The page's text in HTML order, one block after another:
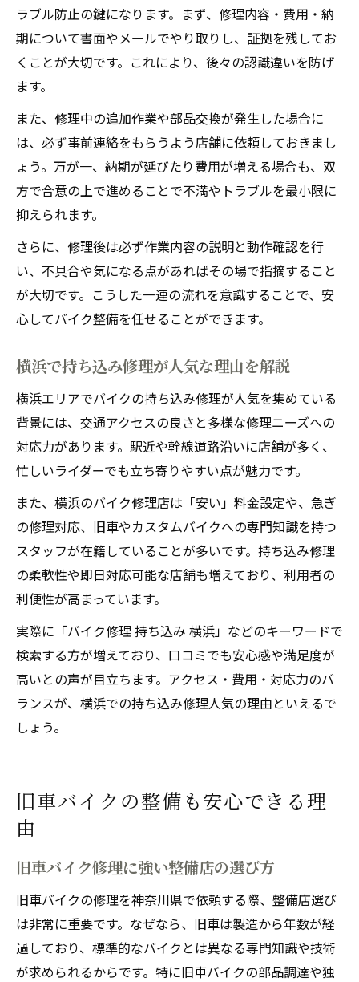
ラブル防止の鍵になります。まず、修理内容・費用・納
期について書面やメールでやり取りし、証拠を残してお
くことが大切です。これにより、後々の認識違いを防げ
ます。
また、修理中の追加作業や部品交換が発生した場合に
は、必ず事前連絡をもらうよう店舗に依頼しておきまし
ょう。万が一、納期が延びたり費用が増える場合も、双
方で合意の上で進めることで不満やトラブルを最小限に
抑えられます。
さらに、修理後は必ず作業内容の説明と動作確認を行
い、不具合や気になる点があればその場で指摘すること
が大切です。こうした一連の流れを意識することで、安
心してバイク整備を任せることができます。
横浜で持ち込み修理が人気な理由を解説
横浜エリアでバイクの持ち込み修理が人気を集めている
背景には、交通アクセスの良さと多様な修理ニーズへの
対応力があります。駅近や幹線道路沿いに店舗が多く、
忙しいライダーでも立ち寄りやすい点が魅力です。
また、横浜のバイク修理店は「安い」料金設定や、急ぎ
の修理対応、旧車やカスタムバイクへの専門知識を持つ
スタッフが在籍していることが多いです。持ち込み修理
の柔軟性や即日対応可能な店舗も増えており、利用者の
利便性が高まっています。
実際に「バイク修理 持ち込み 横浜」などのキーワードで
検索する方が増えており、口コミでも安心感や満足度が
高いとの声が目立ちます。アクセス・費用・対応力のバ
ランスが、横浜での持ち込み修理人気の理由といえるで
しょう。
旧車バイクの整備も安心できる理
由
旧車バイク修理に強い整備店の選び方
旧車バイクの修理を神奈川県で依頼する際、整備店選び
は非常に重要です。なぜなら、旧車は製造から年数が経
過しており、標準的なバイクとは異なる専門知識や技術
が求められるからです。特に旧車バイクの部品調達や独